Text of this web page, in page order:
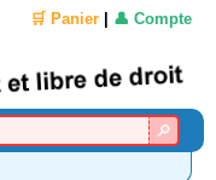
🛒 Panier 👤 Compte